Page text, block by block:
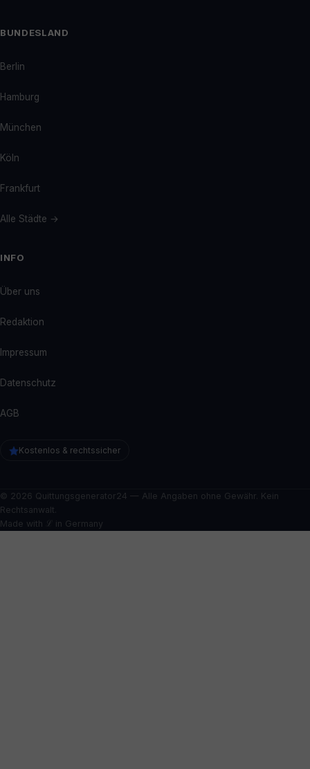
BUNDESLAND
Berlin
Hamburg
München
Köln
Frankfurt
Alle Städte →
INFO
Über uns
Redaktion
Impressum
Datenschutz
AGB
Kostenlos & rechtssicher
© 2026 Quittungsgenerator24 — Alle Angaben ohne Gewähr. Kein
Rechtsanwalt.
Made with ℒ in Germany